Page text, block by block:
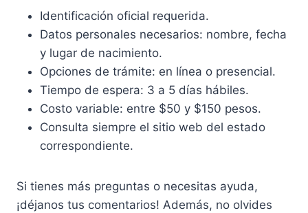
Identificación oficial requerida.
Datos personales necesarios: nombre, fecha
y lugar de nacimiento.
Opciones de trámite: en línea o presencial.
Tiempo de espera: 3 a 5 días hábiles.
Costo variable: entre $50 y $150 pesos.
Consulta siempre el sitio web del estado
correspondiente.
Si tienes más preguntas o necesitas ayuda,
¡déjanos tus comentarios! Además, no olvides